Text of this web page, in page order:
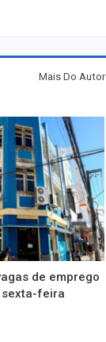
Mais Do Autor
de emprego
sexta-feira